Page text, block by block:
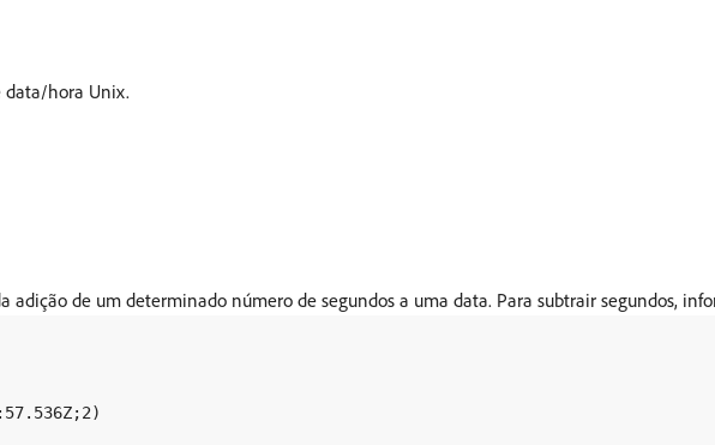
data/hora Unix.
adição de um determinado número de segundos a uma data. Para subtrair segundos,